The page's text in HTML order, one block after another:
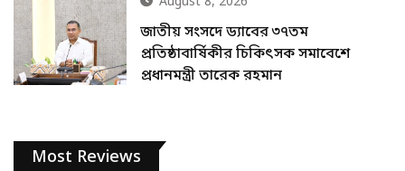
জাতীয় সংসদে ড্যাবের ৩৭তম
প্রতিষ্ঠাবার্ষিকীর চিকিৎসক সমাবেশে
প্রধানমন্ত্রী তারেক রহমান
Most Reviews